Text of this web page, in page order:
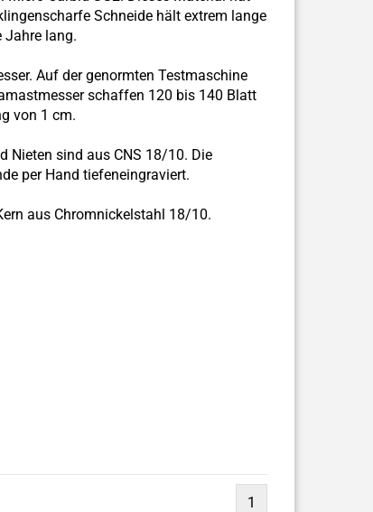
Schneide hält extrem lange
Jahre lang.
Auf der genormten Testmaschine
schaffen 120 bis 140 Blatt
von 1 cm.
Nieten sind aus CNS 18/10. Die
per Hand tiefeneingraviert.
aus Chromnickelstahl 18/10.
1